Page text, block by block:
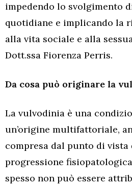
impedendo lo svolgimento
quotidiane e implicando la
alla vita sociale e alla
Dott.ssa Fiorenza Perris.
Da cosa può originare la
La vulvodinia è una
un’origine multifattoriale,
compresa dal punto di vista
progressione
spesso non può essere